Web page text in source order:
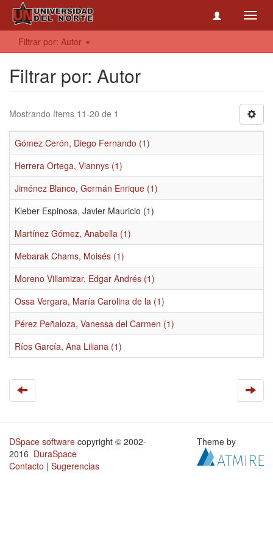
Filtrar por: Autor
Filtrar por: Autor
Mostrando ítems 11-20 de 1
Gómez Cerón, Diego Fernando (1)
Herrera Ortega, Viannys (1)
Jiménez Blanco, Germán Enrique (1)
Kleber Espinosa, Javier Mauricio (1)
Martínez Gómez, Anabella (1)
Mebarak Chams, Moisés (1)
Moreno Villamizar, Edgar Andrés (1)
Ossa Vergara, María Carolina de la (1)
Pérez Peñaloza, Vanessa del Carmen (1)
Ríos García, Ana Liliana (1)
DSpace software copyright © 2002-
2016 DuraSpace
Contacto | Sugerencias
Theme by